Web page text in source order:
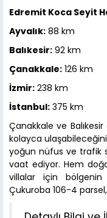
Edremit Koca Seyit
Ayvalık: 88 km
Balıkesir: 92 km
Çanakkale: 126 km
İzmir: 238 km
İstanbul: 375 km
Çanakkale ve
kolayca
yoğun nüfus ve trafik
vaat ediyor. Hem
villalar için
Çukuroba 106-4 parsel,